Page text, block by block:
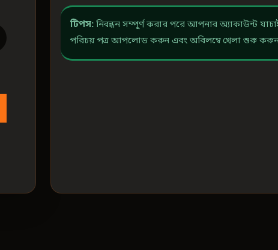
টিপস:নিবন্ধন সম্পূর্ণ করার পরে আপনার অ্যাকাউন্ট
পরিচয় পত্র আপলোড করুন এবং অবিলম্বে খেলা শুরু